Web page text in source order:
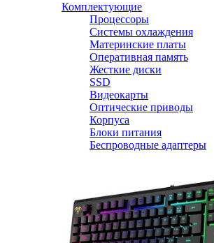
Комплектующие
Процессоры
Системы охлаждения
Материнские платы
Оперативная память
Жесткие диски
SSD
Видеокарты
Оптические приводы
Корпуса
Блоки питания
Беспроводные адаптеры